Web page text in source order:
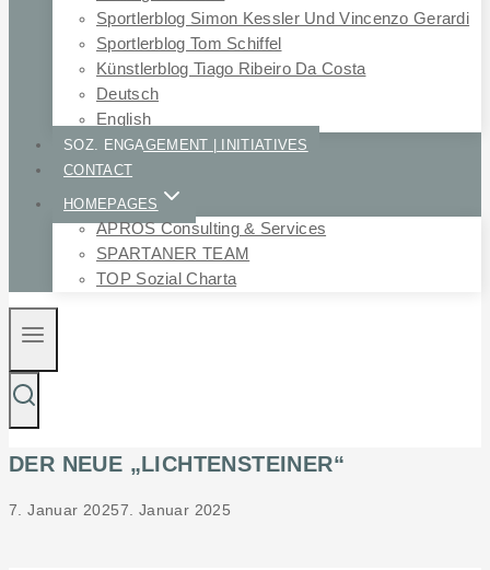
Sportlerblog Simon Kessler Und Vincenzo Gerardi
Sportlerblog Tom Schiffel
Künstlerblog Tiago Ribeiro Da Costa
Deutsch
English
SOZ. ENGAGEMENT | INITIATIVES
CONTACT
HOMEPAGES
APROS Consulting & Services
SPARTANER TEAM
TOP Sozial Charta
DER NEUE „LICHTENSTEINER“
7. Januar 20257. Januar 2025